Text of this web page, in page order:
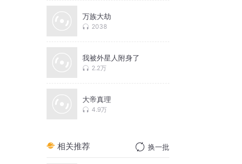
万族大劫
2038
我被外星人附身了
2.2万
大帝真理
4.9万
相关推荐 换一批